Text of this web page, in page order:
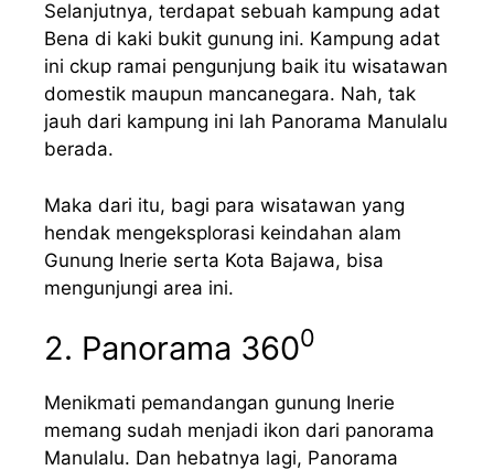
Selanjutnya, terdapat sebuah kampung adat
Bena di kaki bukit gunung ini. Kampung adat
ini ckup ramai pengunjung baik itu wisatawan
domestik maupun mancanegara. Nah, tak
jauh dari kampung ini lah Panorama Manulalu
berada.
Maka dari itu, bagi para wisatawan yang
hendak mengeksplorasi keindahan alam
Gunung Inerie serta Kota Bajawa, bisa
mengunjungi area ini.
2. Panorama 3600
Menikmati pemandangan gunung Inerie
memang sudah menjadi ikon dari panorama
Manulalu. Dan hebatnya lagi, Panorama